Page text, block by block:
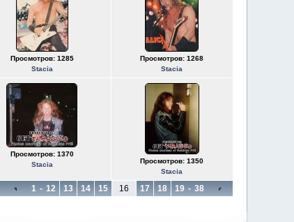
Просмотров: 1285
Stacia
Просмотров: 1268
Stacia
Просмотров: 1370
Stacia
Просмотров: 1350
Stacia
1 - 12 13 14 15 16 17 18 19 - 38